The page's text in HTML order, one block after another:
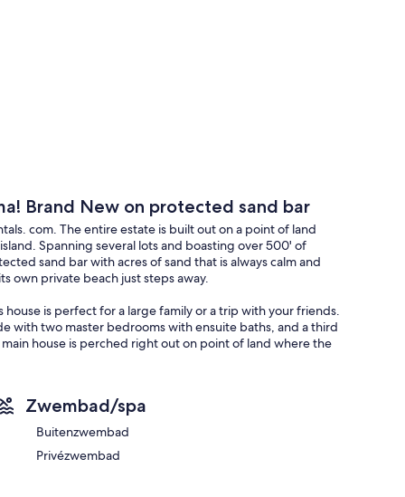
Brand New on protected sand bar
com. The entire estate is built out on a point of land
Spanning several lots and boasting over 500' of
sand bar with acres of sand that is always calm and
own private beach just steps away.
is perfect for a large family or a trip with your friends.
with two master bedrooms with ensuite baths, and a third
house is perched right out on point of land where the
The Sunset Cottage has the same two bedroom, two
ocean facing west towards Sugar Beach. A few palm
cove. The three buildings and the oceanfront pool are
The entire property is comprised of 7 bedrooms, 7
nicest lot in Exuma. The protected cove makes a
got your perfect vacation experience covered!
Zwembad/spa
Buitenzwembad
Privézwembad